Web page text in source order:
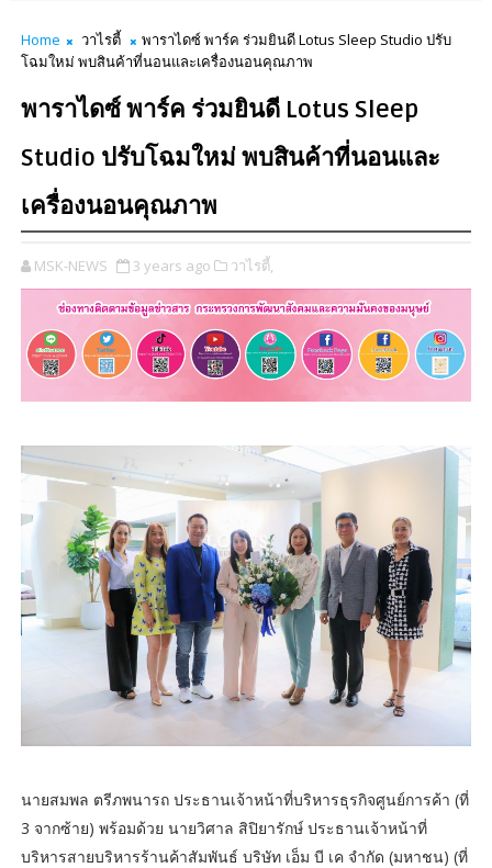
Home วาไรตี้
พาราไดซ์ พาร์ค ร่วมยินดี Lotus Sleep Studio ปรับ
โฉมใหม่ พบสินค้าที่นอนและเครื่องนอนคุณภาพ
พาราไดซ์ พาร์ค ร่วมยินดี Lotus Sleep
Studio ปรับโฉมใหม่ พบสินค้าที่นอนและ
เครื่องนอนคุณภาพ
MSK-NEWS 3 years ago วาไรตี้,
นายสมพล ตรีภพนารถ ประธานเจ้าหน้าที่บริหารธุรกิจศูนย์การค้า (ที่
3 จากซ้าย) พร้อมด้วย นายวิศาล สิปิยารักษ์ ประธานเจ้าหน้าที่
บริหารสายบริหารร้านค้าสัมพันธ์ บริษัท เอ็ม บี เค จำกัด (มหาชน) (ที่